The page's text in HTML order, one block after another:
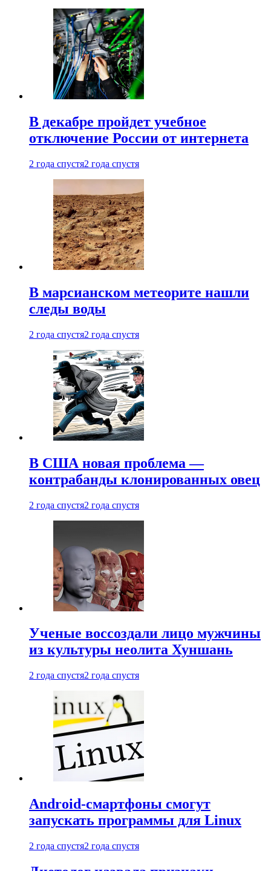
В декабре пройдет учебное
отключение России от интернета
2 года спустя2 года спустя
В марсианском метеорите нашли
следы воды
2 года спустя2 года спустя
В США новая проблема —
контрабанды клонированных овец
2 года спустя2 года спустя
Ученые воссоздали лицо мужчины
из культуры неолита Хуншань
2 года спустя2 года спустя
Android-смартфоны смогут
запускать программы для Linux
2 года спустя2 года спустя